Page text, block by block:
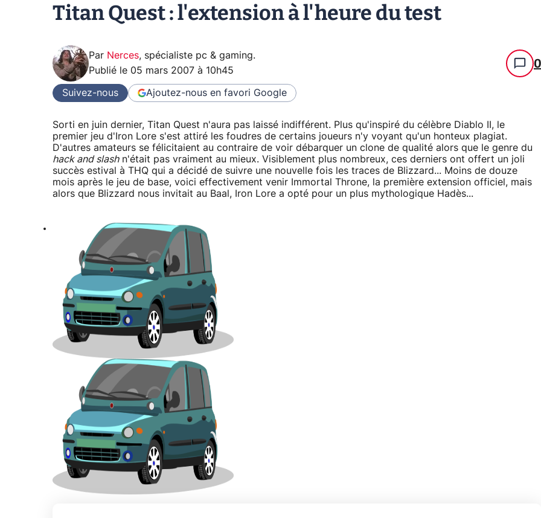
Titan Quest : l'extension à l'heure du test
Par Nerces, spécialiste pc & gaming.
Publié le 05 mars 2007 à 10h45 0
Suivez-nous Ajoutez-nous en favori Google
Sorti en juin dernier, Titan Quest n'aura pas laissé indifférent. Plus qu'inspiré du célèbre Diablo II, le
premier jeu d'Iron Lore s'est attiré les foudres de certains joueurs n'y voyant qu'un honteux plagiat.
D'autres amateurs se félicitaient au contraire de voir débarquer un clone de qualité alors que le genre du
hack and slashn'était pas vraiment au mieux. Visiblement plus nombreux, ces derniers ont offert un joli
succès estival à THQ qui a décidé de suivre une nouvelle fois les traces de Blizzard... Moins de douze
mois après le jeu de base, voici effectivement venir Immortal Throne, la première extension officiel, mais
alors que Blizzard nous invitait au Baal, Iron Lore a opté pour un plus mythologique Hadès...